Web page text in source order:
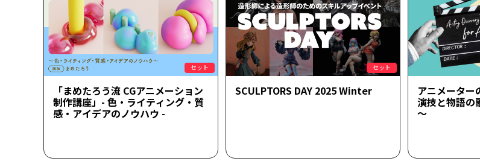
セット
「まめたろう流 CGアニメーション
制作講座」- 色・ライティング・質
感・アイデアのノウハウ -
セット
SCULPTORS DAY 2025 Winter アニメーター
演技と物語の
～